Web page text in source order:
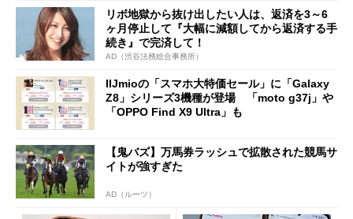
リボ地獄から抜け出したい人は、返済を3～6
ヶ月停止して『大幅に減額してから返済する手
続き』で完済して！
AD（渋谷法務総合事務所）
IIJmioの「スマホ大特価セール」に「Galaxy
Z8」シリーズ3機種が登場 「moto g37j」や
「OPPO Find X9 Ultra」も
【鬼バズ】万馬券ラッシュで拡散された競馬サ
イトが強すぎた
AD（ルーツ）